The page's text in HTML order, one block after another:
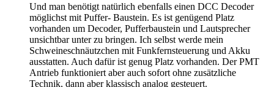
Und man benötigt natürlich ebenfalls einen DCC Decoder
möglichst mit Puffer- Baustein. Es ist genügend Platz
vorhanden um Decoder, Pufferbaustein und Lautsprecher
unsichtbar unter zu bringen. Ich selbst werde mein
Schweineschnäutzchen mit Funkfernsteuerung und Akku
ausstatten. Auch dafür ist genug Platz vorhanden. Der PMT
Antrieb funktioniert aber auch sofort ohne zusätzliche
Technik, dann aber klassisch analog gesteuert.